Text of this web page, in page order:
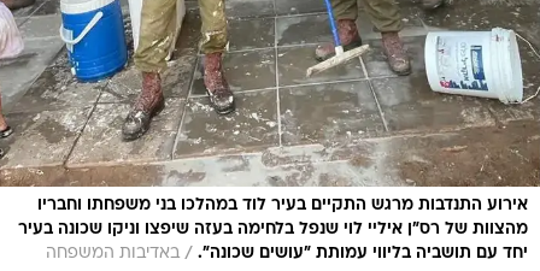
אירוע התנדבות מרגש התקיים בעיר לוד במהלכו בני משפחתו וחבריו
מהצוות של רס"ן איליי לוי שנפל בלחימה בעזה שיפצו וניקו שכונה בעיר
יחד עם תושביה בליווי עמותת "עושים שכונה". / באדיבות המשפחה